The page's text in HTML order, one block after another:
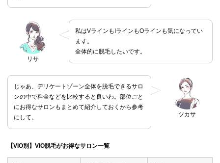
リサ
私はVラインもIラインもOラインも気になってい
ます。
全体的に脱毛したいです。
ツカサ
じゃあ、デリケートゾーン全体を脱毛できるサロ
ンの中で料金などを比較すると良いわ。部位ごと
にお得なサロンもまとめて紹介しておくから参考
にして。
【VIO別】VIO脱毛がお得なサロン一覧